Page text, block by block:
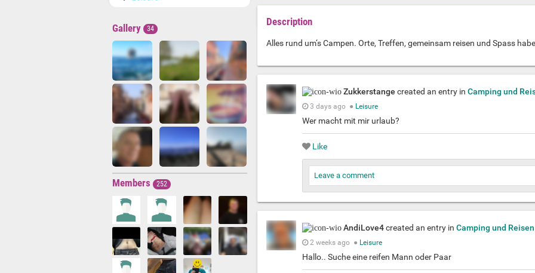
Gallery 34
Members 252
Description
Alles rund um‘s Campen. Orte, Treffen, gemeinsam reisen und Spass
Zukkerstange created an entry in Camping und
3 days ago ● Leisure
Wer macht mit mir urlaub?
Like
Leave a comment
AndiLove4created an entry in Camping und Reisen
2 weeks ago ● Leisure
Hallo.. Suche eine reifen Mann oder Paar